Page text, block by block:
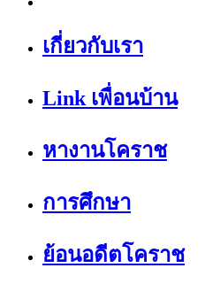
เกี่ยวกับเรา
Link เพื่อนบ้าน
หางานโคราช
การศึกษา
ย้อนอดีตโคราช